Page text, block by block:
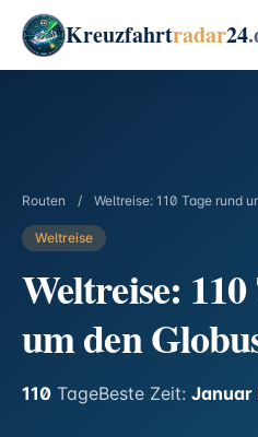
Kreuzfahrtradar24
Routen / Weltreise: 110 Tage rund
Weltreise
Weltreise:
um den
110 TageBeste Zeit: Januar